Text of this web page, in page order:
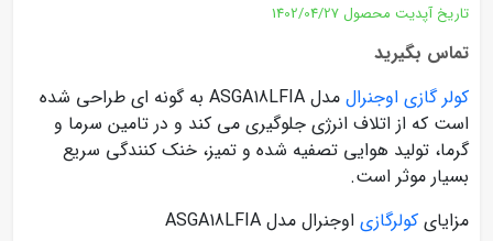
تاریخ آپدیت محصول 1402/04/27
تماس بگیرید
کولر گازی اوجنرال
مدل ASGA18LFIA به گونه ای طراحی شده
است که از اتلاف انرژی جلوگیری می کند و در تامین سرما و
گرما، تولید هوایی تصفیه شده و تمیز، خنک کنندگی سریع
بسیار موثر است.
مزایای کولرگازی اوجنرال مدل ASGA18LFIA